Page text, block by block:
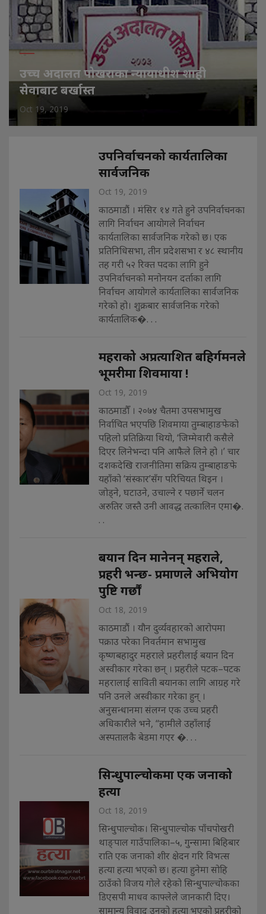
उच्च अदालत पोखराका न्यायाधीश शाही
सेवाबाट बर्खास्त
Oct 19, 2019
उपनिर्वाचनको कार्यतालिका
सार्वजनिक
Oct 19, 2019
काठमाडौं । मंसिर १४ गते हुने उपनिर्वाचनका
लागि निर्वाचन आयोगले निर्वाचन
कार्यतालिका सार्वजनिक गरेको छ। एक
प्रतिनिधिसभा, तीन प्रदेशसभा र ४८ स्थानीय
तह गरी ५२ रिक्त पदका लागि हुने
उपनिर्वाचनको मनोनयन दर्ताका लागि
निर्वाचन आयोगले कार्यतालिका सार्वजनिक
गरेको हो। शुक्रबार सार्वजनिक गरेको
कार्यतालिक�. . .
महराको अप्रत्याशित बहिर्गमनले
भूमरीमा शिवमाया !
Oct 19, 2019
काठमाडौँ । २०७४ चैतमा उपसभामुख
निर्वाचित भएपछि शिवमाया तुम्बाहाङफेको
पहिलो प्रतिक्रिया थियो, ‘जिम्मेवारी कसैले
दिएर लिनेभन्दा पनि आफैले लिने हो ।’ चार
दशकदेखि राजनीतिमा सक्रिय तुम्बाहाङफे
यहाँको ‘संस्कार’सँग परिचियत थिइन ।
जोड्ने, घटाउने, उचाल्ने र पछार्ने चलन
अरुतिर जस्तै उनी आवद्ध तत्कालिन एमा�.
. .
बयान दिन मानेनन् महराले,
प्रहरी भन्छ- प्रमाणले अभियोग
पुष्टि गर्छौं
Oct 18, 2019
काठमाडौं । यौन दुर्व्यवहारको आरोपमा
पक्राउ परेका निवर्तमान सभामुख
कृष्णबहादुर महराले प्रहरीलाई बयान दिन
अस्वीकार गरेका छन् । प्रहरीले पटक–पटक
महरालाई साविती बयानका लागि आग्रह गरे
पनि उनले अस्वीकार गरेका हुन् ।
अनुसन्धानमा संलग्न एक उच्च प्रहरी
अधिकारीले भने, ‘‘हामीले उहाँलाई
अस्पतालकै बेडमा गएर �. . .
सिन्धुपाल्चोकमा एक जनाको
हत्या
Oct 18, 2019
सिन्धुपाल्चोक। सिन्धुपाल्चोक पाँचपोखरी
थाङ्पाल गाउँपालिका–५, गुन्सामा बिहिबार
राति एक जनाको शीर क्षेदन गरि विभत्स
हत्या हत्या भएको छ। हत्या हुनेमा सोहि
ठाउँको विजय गोले रहेको सिन्धुपाल्चोकका
डिएसपी माधव काफ्लेले जानकारी दिए।
सामान्य विवाद उनको हत्या भएको प्रहरीको